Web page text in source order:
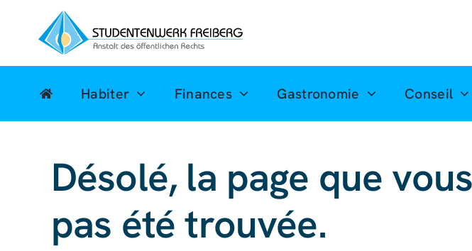
content
Habiter Finances Gastronomie Conseil
Désolé, la page que
pas été trouvée.